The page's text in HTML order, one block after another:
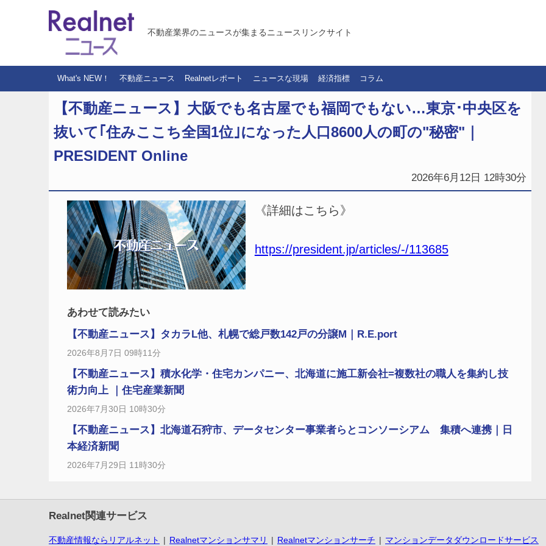
不動産業界のニュースが集まるニュースリンクサイト
What's NEW！ 不動産ニュース Realnetレポート ニュースな現場 経済指標 コラム
【不動産ニュース】大阪でも名古屋でも福岡でもない…東京･中央区を
抜いて｢住みここち全国1位｣になった人口8600人の町の"秘密"｜
PRESIDENT Online
2026年6月12日 12時30分
《詳細はこちら》
https://president.jp/articles/-/113685
あわせて読みたい
【不動産ニュース】タカラL他、札幌で総戸数142戸の分譲M｜R.E.port
2026年8月7日 09時11分
【不動産ニュース】積水化学・住宅カンパニー、北海道に施工新会社=複数社の職人を集約し技
術力向上 ｜住宅産業新聞
2026年7月30日 10時30分
【不動産ニュース】北海道石狩市、データセンター事業者らとコンソーシアム 集積へ連携｜日
本経済新聞
2026年7月29日 11時30分
Realnet関連サービス
不動産情報ならリアルネット Realnetマンションサマリ Realnetマンションサーチ マンションデータダウンロードサービス